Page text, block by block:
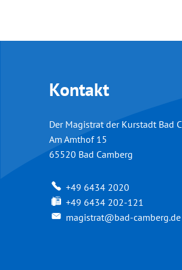
Kontakt
Der Magistrat der Kurstadt Bad
Am Amthof 15
65520 Bad Camberg
+49 6434 2020
+49 6434 202-121
magistrat@bad-camberg.de